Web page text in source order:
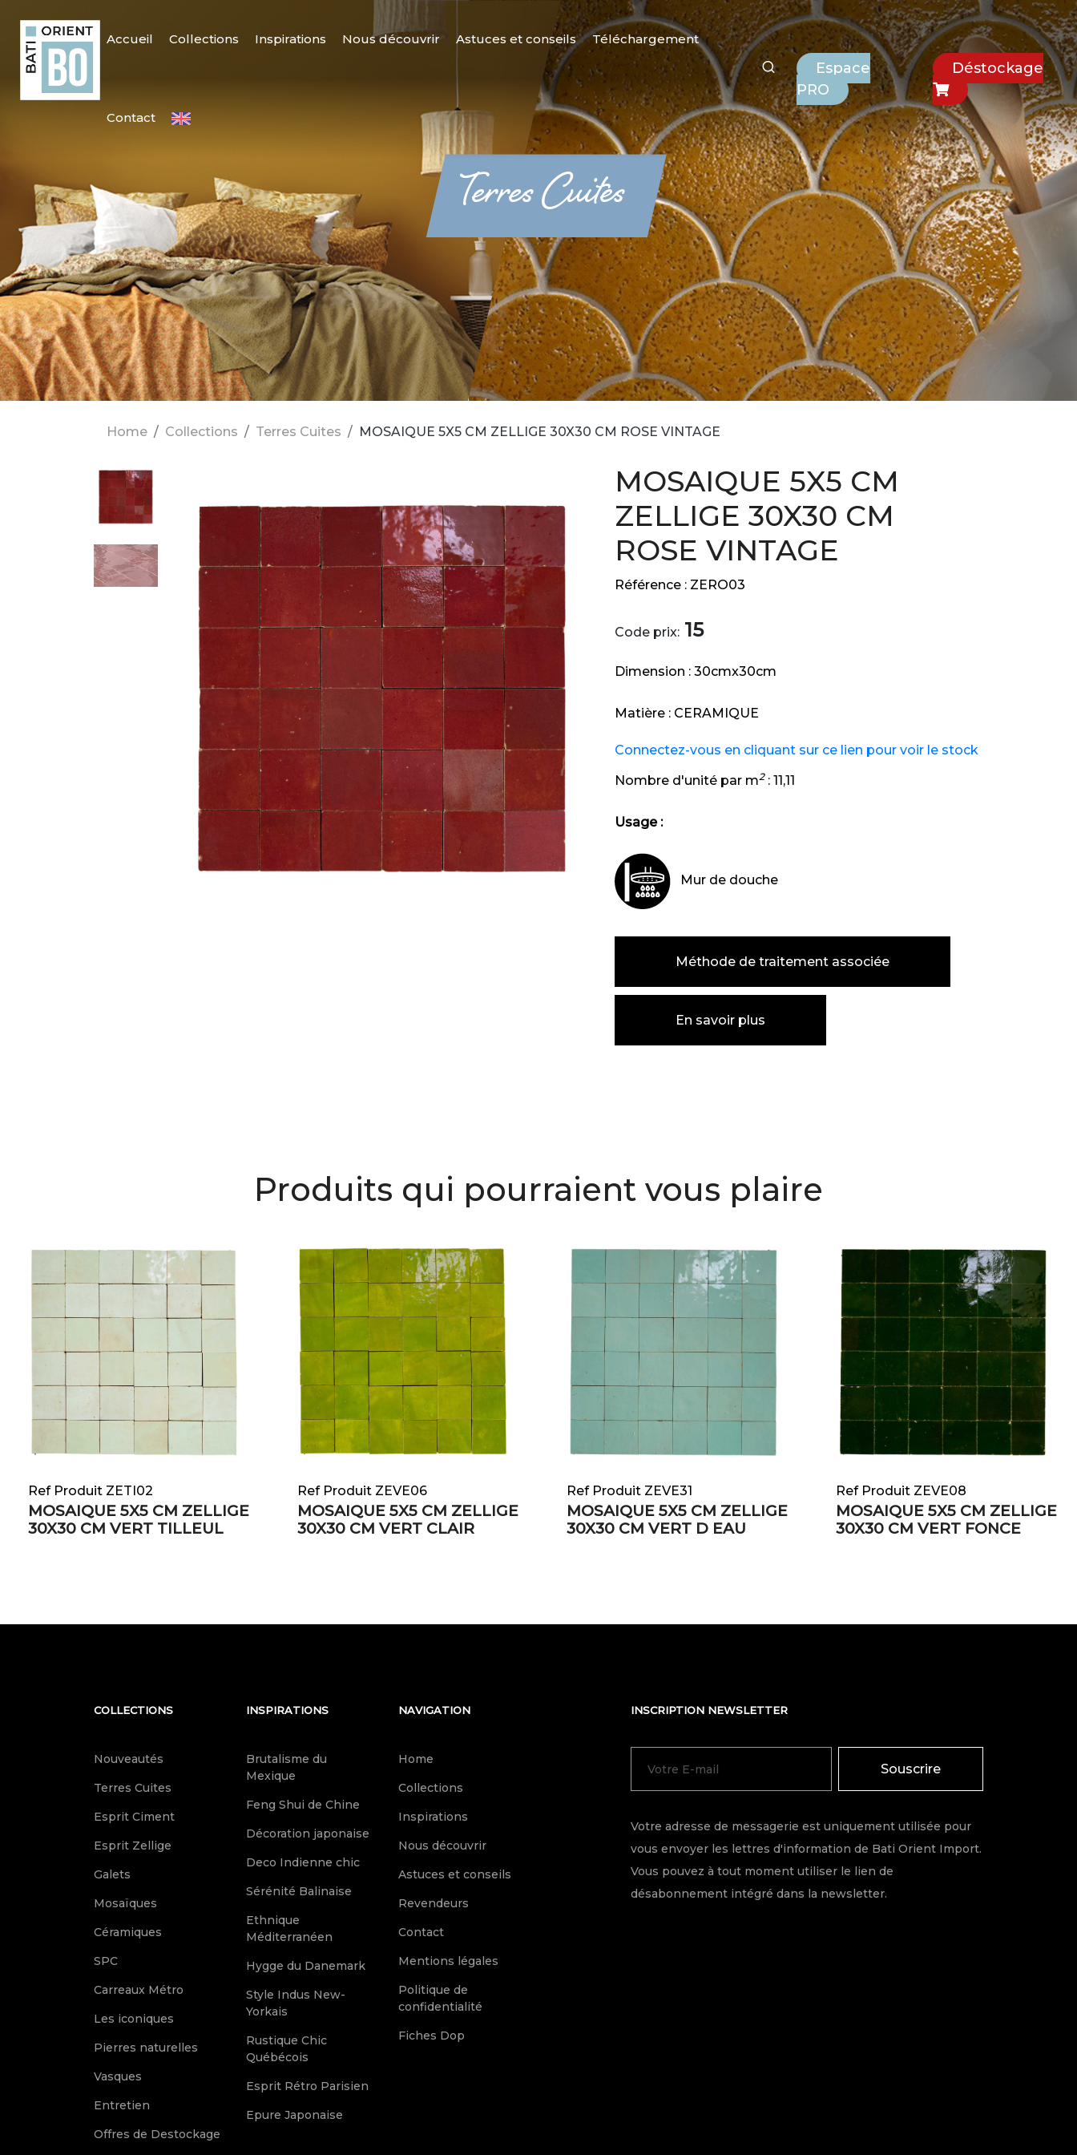
Accueil Collections Inspirations Nous découvrir Astuces et conseils Téléchargement
Contact
Espace
PRO
Déstockage
Terres Cuites
Home Collections Terres Cuites MOSAIQUE 5X5 CM ZELLIGE 30X30 CM ROSE VINTAGE
MOSAIQUE 5X5 CM
ZELLIGE 30X30 CM
ROSE VINTAGE
Référence : ZERO03
Code prix: 15
Dimension : 30cmx30cm
Matière : CERAMIQUE
Connectez-vous en cliquant sur ce lien pour voir le stock
Nombre d'unité par m2: 11,11
Usage :
Mur de douche
Méthode de traitement associée
En savoir plus
Produits qui pourraient vous plaire
Ref Produit ZETI02
MOSAIQUE 5X5 CM ZELLIGE
30X30 CM VERT TILLEUL
Ref Produit ZEVE06
MOSAIQUE 5X5 CM ZELLIGE
30X30 CM VERT CLAIR
Ref Produit ZEVE31
MOSAIQUE 5X5 CM ZELLIGE
30X30 CM VERT D EAU
Ref Produit ZEVE08
MOSAIQUE 5X5 CM ZELLIGE
30X30 CM VERT FONCE
COLLECTIONS
Nouveautés
Terres Cuites
Esprit Ciment
Esprit Zellige
Galets
Mosaïques
Céramiques
SPC
Carreaux Métro
Les iconiques
Pierres naturelles
Vasques
Entretien
Offres de Destockage
INSPIRATIONS
Brutalisme du
Mexique
Feng Shui de Chine
Décoration japonaise
Deco Indienne chic
Sérénité Balinaise
Ethnique
Méditerranéen
Hygge du Danemark
Style Indus New-
Yorkais
Rustique Chic
Québécois
Esprit Rétro Parisien
Epure Japonaise
NAVIGATION
Home
Collections
Inspirations
Nous découvrir
Astuces et conseils
Revendeurs
Contact
Mentions légales
Politique de
confidentialité
Fiches Dop
INSCRIPTION NEWSLETTER
Souscrire
Votre adresse de messagerie est uniquement utilisée pour
vous envoyer les lettres d'information de Bati Orient Import.
Vous pouvez à tout moment utiliser le lien de
désabonnement intégré dans la newsletter.